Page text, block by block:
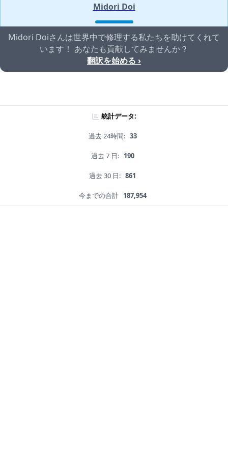
Midori Doi
Midori Doiさんは世界中で修理する私たちを助けてくれて
います！ あなたも貢献してみませんか？
翻訳を始める ›
統計データ:
過去 24時間: 33
過去 7 日: 190
過去 30 日: 861
今までの合計 187,954